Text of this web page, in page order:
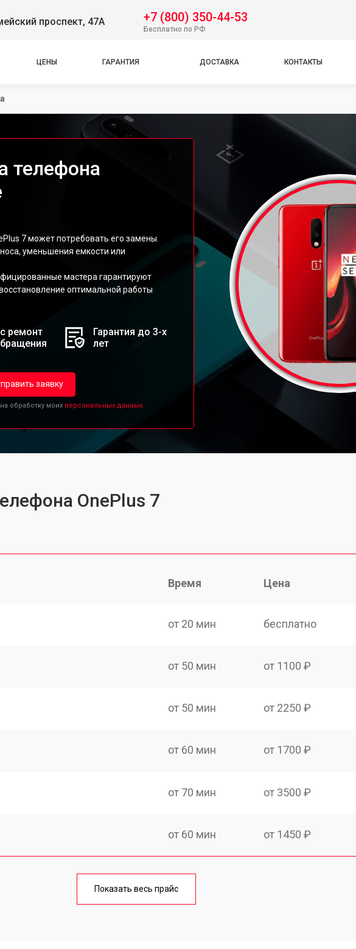
проспект, 47А +7 (800) 350-44-53
Бесплатно по РФ
ЦЕНЫ ГАРАНТИЯ ДОСТАВКА КОНТАКТЫ
телефона
7 может потребовать его замены.
уменьшения емкости или
мастера гарантируют
оптимальной работы
ремонт
Гарантия до 3-х
лет
заявку
обработку моих персональных данных.
OnePlus 7
Время Цена
от 20 мин бесплатно
от 50 мин от 1100 ₽
от 50 мин от 2250 ₽
от 60 мин от 1700 ₽
от 70 мин от 3500 ₽
от 60 мин от 1450 ₽
от 50 мин
Показать весь прайс